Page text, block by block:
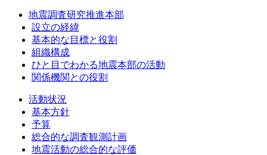
地震調査研究推進本部
設立の経緯
基本的な目標と役割
組織構成
ひと目でわかる地震本部の活動
関係機関との役割
活動状況
基本方針
予算
総合的な調査観測計画
地震活動の総合的な評価